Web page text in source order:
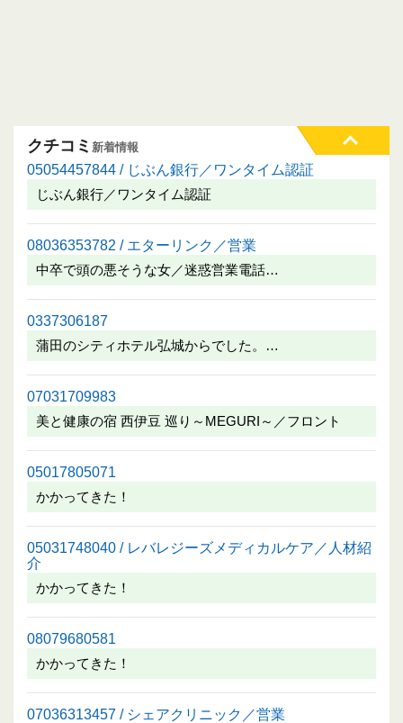
クチコミ 新着情報
05054457844 / じぶん銀行／ワンタイム認証
じぶん銀行／ワンタイム認証
08036353782 / エターリンク／営業
中卒で頭の悪そうな女／迷惑営業電話…
0337306187
蒲田のシティホテル弘城からでした。…
07031709983
美と健康の宿 西伊豆 巡り～MEGURI～／フロント
05017805071
かかってきた！
05031748040 / レバレジーズメディカルケア／人材紹
介
かかってきた！
08079680581
かかってきた！
07036313457 / シェアクリニック／営業